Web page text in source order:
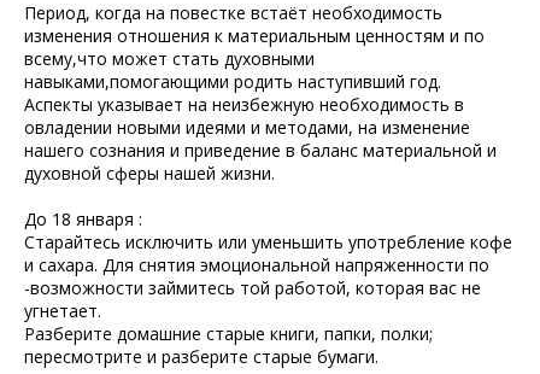
Период, когда на повестке встаёт необходимость
изменения отношения к материальным ценностям и по
всему,что может стать духовными
навыками,помогающими родить наступивший год.
Аспекты указывает на неизбежную необходимость в
овладении новыми идеями и методами, на изменение
нашего сознания и приведение в баланс материальной и
духовной сферы нашей жизни.
До 18 января :
Старайтесь исключить или уменьшить употребление кофе
и сахара. Для снятия эмоциональной напряженности по
-возможности займитесь той работой, которая вас не
угнетает.
Разберите домашние старые книги, папки, полки;
пересмотрите и разберите старые бумаги.